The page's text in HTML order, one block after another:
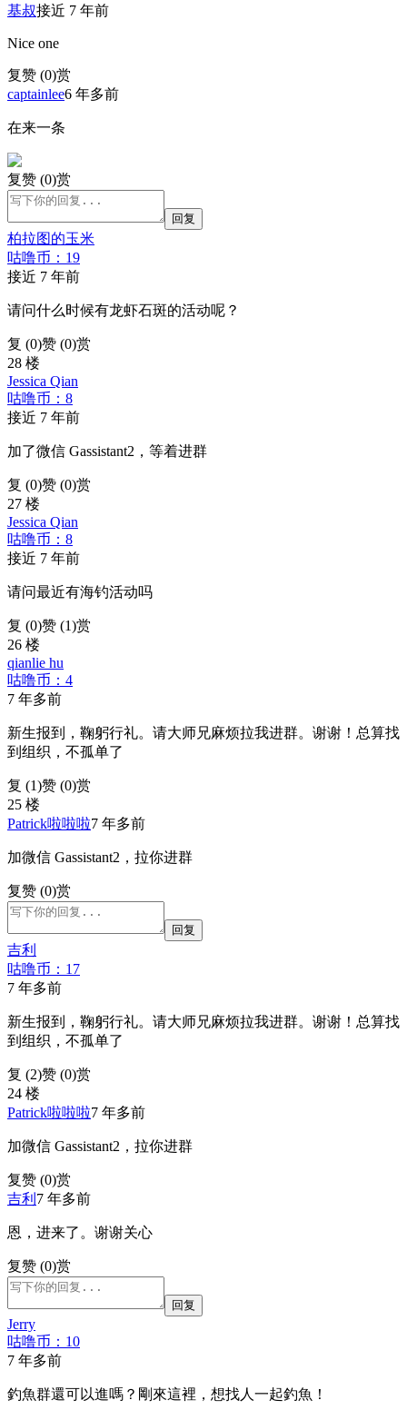
基叔接近 7 年前
Nice one
复赞 (0)赏
captainlee6 年多前
在来一条
复赞 (0)赏
回复
柏拉图的玉米
咕噜币：19
接近 7 年前
请问什么时候有龙虾石斑的活动呢？
复 (0)赞 (0)赏
28 楼
Jessica Qian
咕噜币：8
接近 7 年前
加了微信 Gassistant2，等着进群
复 (0)赞 (0)赏
27 楼
Jessica Qian
咕噜币：8
接近 7 年前
请问最近有海钓活动吗
复 (0)赞 (1)赏
26 楼
qianlie hu
咕噜币：4
7 年多前
新生报到，鞠躬行礼。请大师兄麻烦拉我进群。谢谢！总算找
到组织，不孤单了
复 (1)赞 (0)赏
25 楼
Patrick啦啦啦7 年多前
加微信 Gassistant2，拉你进群
复赞 (0)赏
回复
吉利
咕噜币：17
7 年多前
新生报到，鞠躬行礼。请大师兄麻烦拉我进群。谢谢！总算找
到组织，不孤单了
复 (2)赞 (0)赏
24 楼
Patrick啦啦啦7 年多前
加微信 Gassistant2，拉你进群
复赞 (0)赏
吉利 7 年多前
恩，进来了。谢谢关心
复赞 (0)赏
回复
Jerry
咕噜币：10
7 年多前
釣魚群還可以進嗎？剛來這裡，想找人一起釣魚！